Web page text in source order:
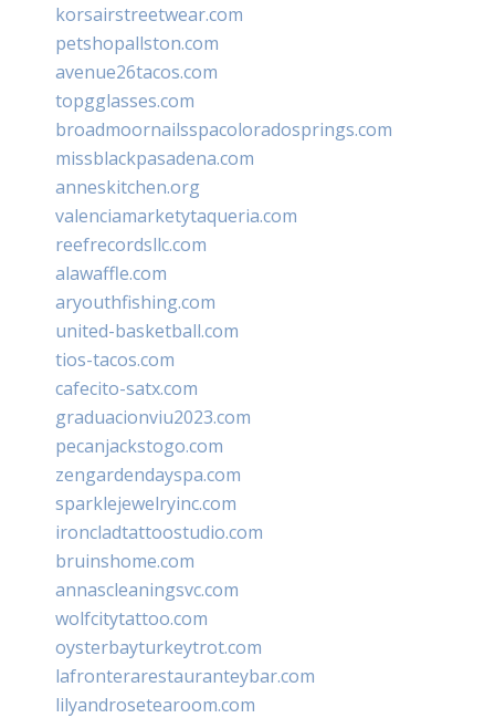
korsairstreetwear.com
petshopallston.com
avenue26tacos.com
topgglasses.com
broadmoornailsspacoloradosprings.com
missblackpasadena.com
anneskitchen.org
valenciamarketytaqueria.com
reefrecordsllc.com
alawaffle.com
aryouthfishing.com
united-basketball.com
tios-tacos.com
cafecito-satx.com
graduacionviu2023.com
pecanjackstogo.com
zengardendayspa.com
sparklejewelryinc.com
ironcladtattoostudio.com
bruinshome.com
annascleaningsvc.com
wolfcitytattoo.com
oysterbayturkeytrot.com
lafronterarestauranteybar.com
lilyandrosetearoom.com